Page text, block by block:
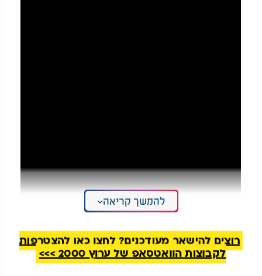
להמשך קריאה
רוצים להישאר מעודכנים? לחצו כאן להצטרפות
לקבוצות הוואטסאפ של ערוץ 2000 >>>